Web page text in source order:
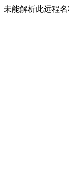
未能解析此远程名